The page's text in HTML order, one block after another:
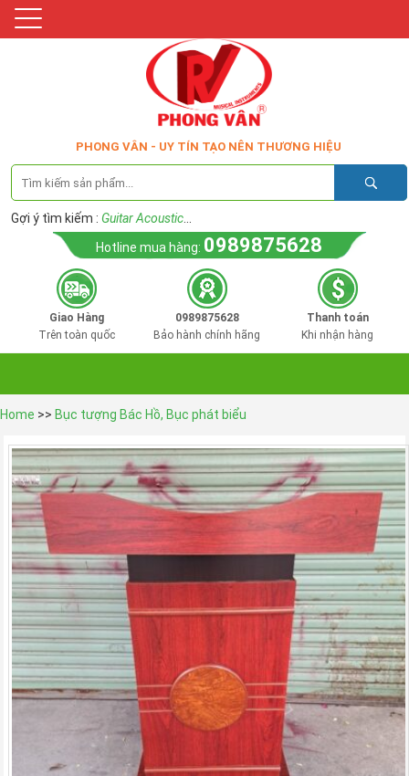
PHONG VÂN - UY TÍN TẠO NÊN THƯƠNG HIỆU
Gợi ý tìm kiếm : Guitar Acoustic
Hotline mua hàng: 0989875628
Giao Hàng
Trên toàn quốc
0989875628
Bảo hành chính hãng
Thanh toán
Khi nhận hàng
Home >> Bục tượng Bác Hồ, Bục phát biểu